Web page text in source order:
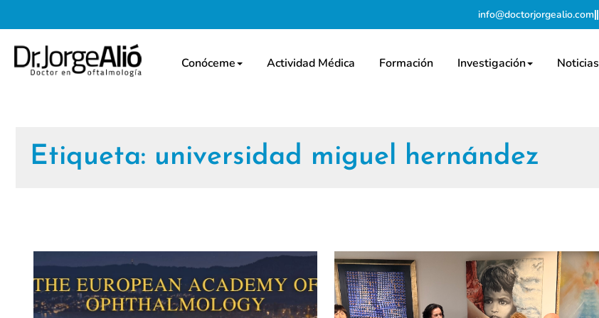
info@doctorjorgealio.com
Conóceme Actividad Médica Formación Investigación Noticias
Etiqueta: universidad miguel hernández